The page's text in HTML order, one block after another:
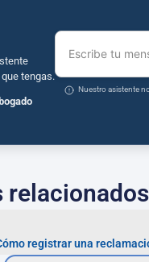
tengas.
Escribe tu
Nuestro asistente
relacionados